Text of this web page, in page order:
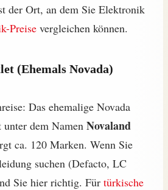
der Ort, an dem Sie Elektronik
Preise vergleichen können.
(Ehemals Novada)
Das ehemalige Novada
dem Namen Novaland
ca. 120 Marken. Wenn Sie
suchen (Defacto, LC
Sie hier richtig. Für türkische